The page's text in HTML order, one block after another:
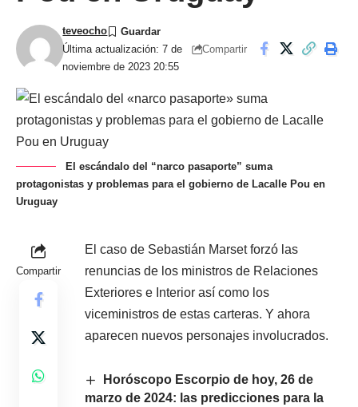
Última actualización: 7 de
noviembre de 2023 20:55
teveocho
Compartir
El escándalo del “narco pasaporte” suma
protagonistas y problemas para el gobierno de Lacalle Pou en
Uruguay
Compartir
El caso de Sebastián Marset forzó las
renuncias de los ministros de Relaciones
Exteriores e Interior así como los
viceministros de estas carteras. Y ahora
aparecen nuevos personajes involucrados.
Horóscopo Escorpio de hoy, 26 de
marzo de 2024: las predicciones para la